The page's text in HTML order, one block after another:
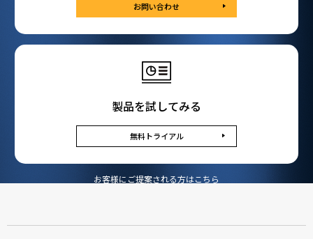
お問い合わせ
製品を試してみる
無料トライアル
お客様にご提案される方はこちら